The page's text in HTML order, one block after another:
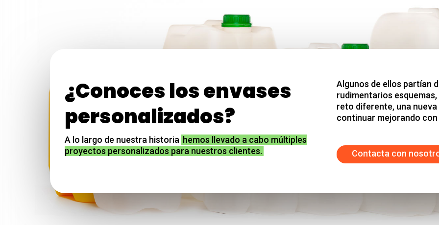
¿Conoces los envases
personalizados?
A lo largo de nuestra historia hemos llevado a cabo múltiples
proyectos personalizados para nuestros clientes.
Algunos de ellos partían
rudimentarios
reto diferente, una
continuar mejorando con
Contacta con